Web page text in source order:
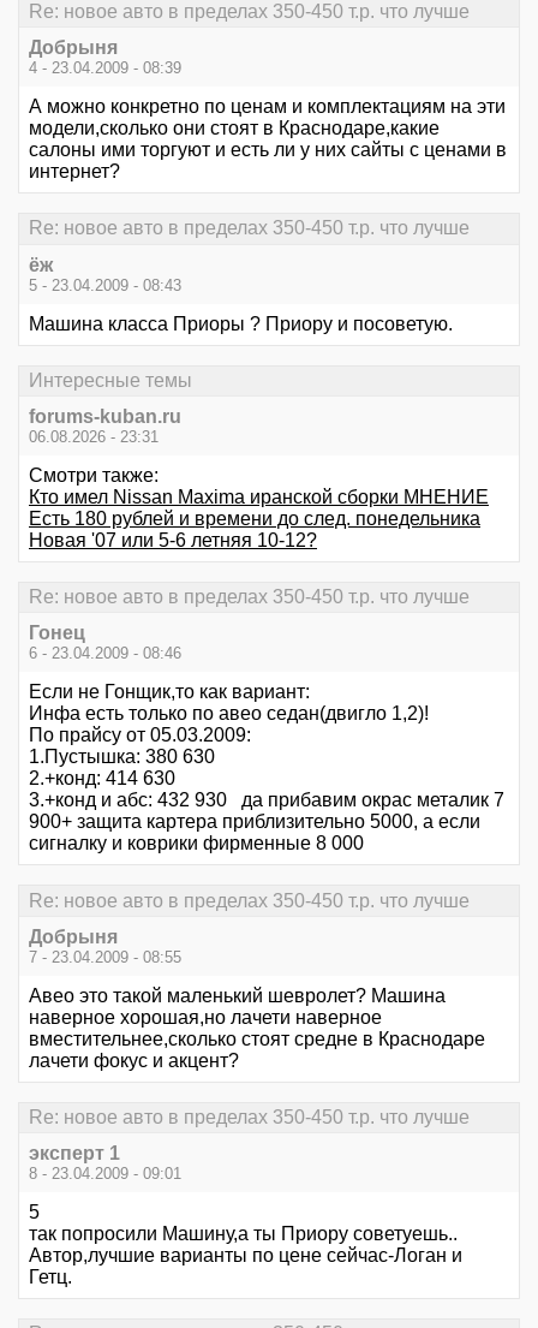
Re: новое авто в пределах 350-450 т.р. что лучше
Добрыня
4 - 23.04.2009 - 08:39
А можно конкретно по ценам и комплектациям на эти
модели,сколько они стоят в Краснодаре,какие
салоны ими торгуют и есть ли у них сайты с ценами в
интернет?
Re: новое авто в пределах 350-450 т.р. что лучше
ёж
5 - 23.04.2009 - 08:43
Машина класса Приоры ? Приору и посоветую.
Интересные темы
forums-kuban.ru
06.08.2026 - 23:31
Смотри также:
Кто имел Nissan Maxima иранской сборки МНЕНИЕ
Есть 180 рублей и времени до след. понедельника
Новая '07 или 5-6 летняя 10-12?
Re: новое авто в пределах 350-450 т.р. что лучше
Гонец
6 - 23.04.2009 - 08:46
Если не Гонщик,то как вариант:
Инфа есть только по авео седан(двигло 1,2)!
По прайсу от 05.03.2009:
1.Пустышка: 380 630
2.+конд: 414 630
3.+конд и абс: 432 930 да прибавим окрас металик 7
900+ защита картера приблизительно 5000, а если
сигналку и коврики фирменные 8 000
Re: новое авто в пределах 350-450 т.р. что лучше
Добрыня
7 - 23.04.2009 - 08:55
Авео это такой маленький шевролет? Машина
наверное хорошая,но лачети наверное
вместительнее,сколько стоят средне в Краснодаре
лачети фокус и акцент?
Re: новое авто в пределах 350-450 т.р. что лучше
эксперт 1
8 - 23.04.2009 - 09:01
5
так попросили Машину,а ты Приору советуешь..
Автор,лучшие варианты по цене сейчас-Логан и
Гетц.